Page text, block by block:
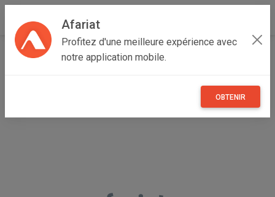
Afariat
Profitez d'une meilleure expérience avec
notre application mobile.
OBTENIR
Accueil Annonceur basma